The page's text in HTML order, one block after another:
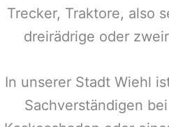
Trecker, Traktore, also
dreirädrige oder
In unserer Stadt Wiehl
Sachverständigen